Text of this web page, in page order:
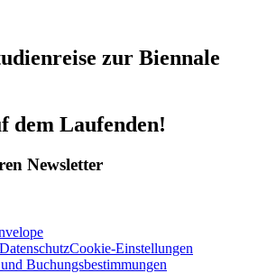
zur Biennale
dem Laufenden!
Newsletter
DatenschutzCookie-Einstellungen
Buchungsbestimmungen